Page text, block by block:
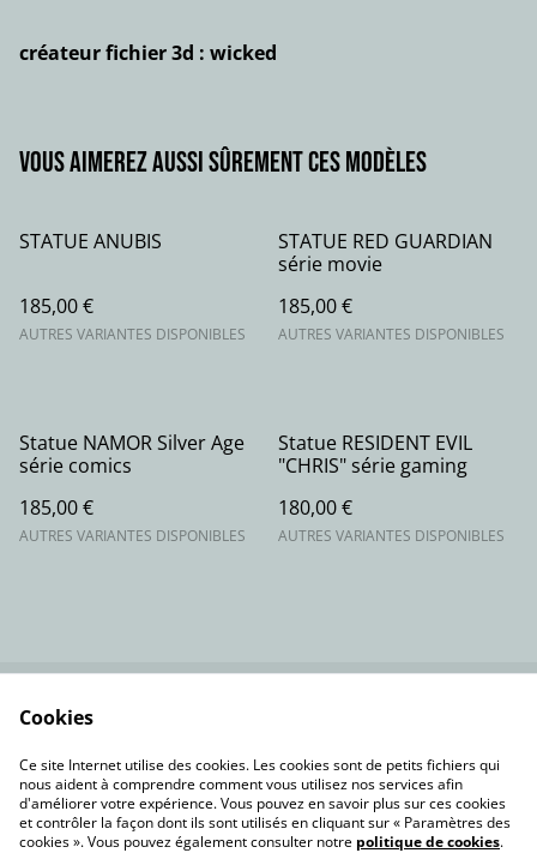
créateur fichier 3d : wicked
Vous aimerez aussi sûrement ces modèles
STATUE ANUBIS
185,00 €
AUTRES VARIANTES DISPONIBLES
STATUE RED GUARDIAN
série movie
185,00 €
AUTRES VARIANTES DISPONIBLES
Statue NAMOR Silver Age
série comics
185,00 €
AUTRES VARIANTES DISPONIBLES
Statue RESIDENT EVIL
"CHRIS" série gaming
180,00 €
AUTRES VARIANTES DISPONIBLES
Politique de
confidentialité
Politique de cookies
Cookies
Ce site Internet utilise des cookies. Les cookies sont de petits fichiers qui
nous aident à comprendre comment vous utilisez nos services afin
d'améliorer votre expérience. Vous pouvez en savoir plus sur ces cookies
et contrôler la façon dont ils sont utilisés en cliquant sur « Paramètres des
cookies ». Vous pouvez également consulter notre politique de cookies.